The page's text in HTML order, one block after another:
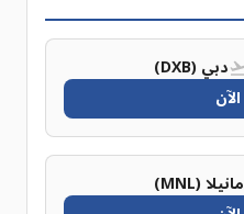
دبي (DXB)
مانيلا (MNL)